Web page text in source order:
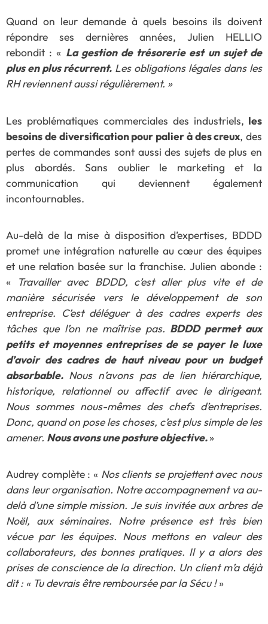
Quand on leur demande à quels besoins ils doivent
répondre ses dernières années, Julien HELLIO
rebondit : « La gestion de trésorerie est un sujet de
plus en plus récurrent. Les obligations légales dans les
RH reviennent aussi régulièrement. »
Les problématiques commerciales des industriels, les
besoins de diversification pour palier à des creux, des
pertes de commandes sont aussi des sujets de plus en
plus abordés. Sans oublier le marketing et la
communication qui deviennent également
incontournables.
Au-delà de la mise à disposition d’expertises, BDDD
promet une intégration naturelle au cœur des équipes
et une relation basée sur la franchise. Julien abonde :
«
Travailler avec BDDD, c’est aller plus vite et de
manière sécurisée vers le développement de son
entreprise. C’est déléguer à des cadres experts des
tâches que l’on ne maîtrise pas. BDDD permet aux
petits et moyennes entreprises de se payer le luxe
d’avoir des cadres de haut niveau pour un budget
absorbable. Nous n’avons pas de lien hiérarchique,
historique, relationnel ou affectif avec le dirigeant.
Nous sommes nous-mêmes des chefs d’entreprises.
Donc, quand on pose les choses, c’est plus simple de les
amener. Nous avons une posture objective.»
Audrey complète : « Nos clients se projettent avec nous
dans leur organisation. Notre accompagnement va au-
delà d’une simple mission. Je suis invitée aux arbres de
Noël, aux séminaires. Notre présence est très bien
vécue par les équipes. Nous mettons en valeur des
collaborateurs, des bonnes pratiques. Il y a alors des
prises de conscience de la direction. Un client m’a déjà
dit : « Tu devrais être remboursée par la Sécu !»